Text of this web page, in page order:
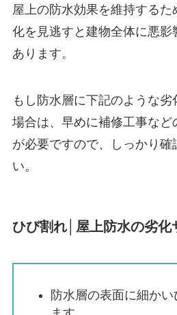
屋上の防水効果を維持する
化を見逃すと建物全体に悪影
あります。
もし防水層に下記のような
場合は、早めに補修工事など
が必要ですので、しっかり確
い。
ひび割れ│屋上防水の劣化
防水層の表面に細か